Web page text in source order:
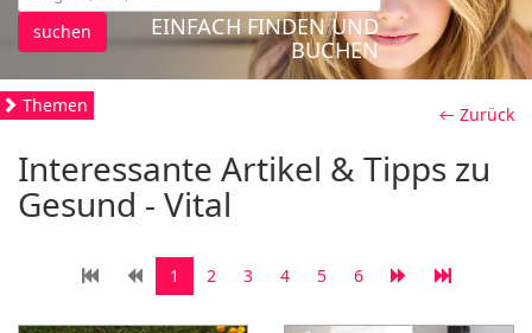
suchen
EINFACH FINDEN UND
BUCHEN
Themen ← Zurück
Interessante Artikel & Tipps zu
Gesund - Vital
1 2 3 4 5 6